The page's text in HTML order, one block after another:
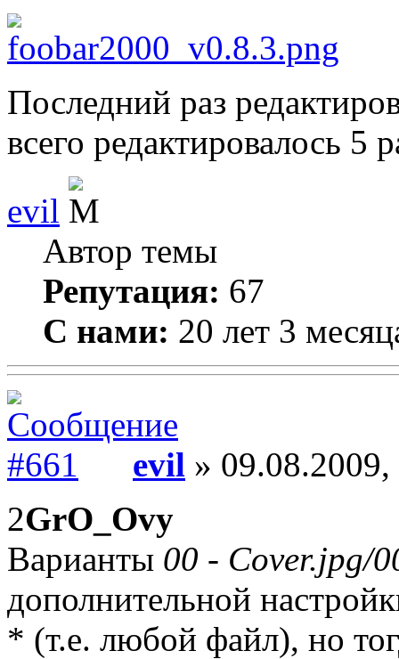
Последний раз
всего редактировалось 5
evil
Автор темы
Репутация: 67
С нами: 20 лет 3
evil »
2GrO_Ovy
Варианты 00 - Cover.jpg/
дополнительной
* (т.е. любой файл), но